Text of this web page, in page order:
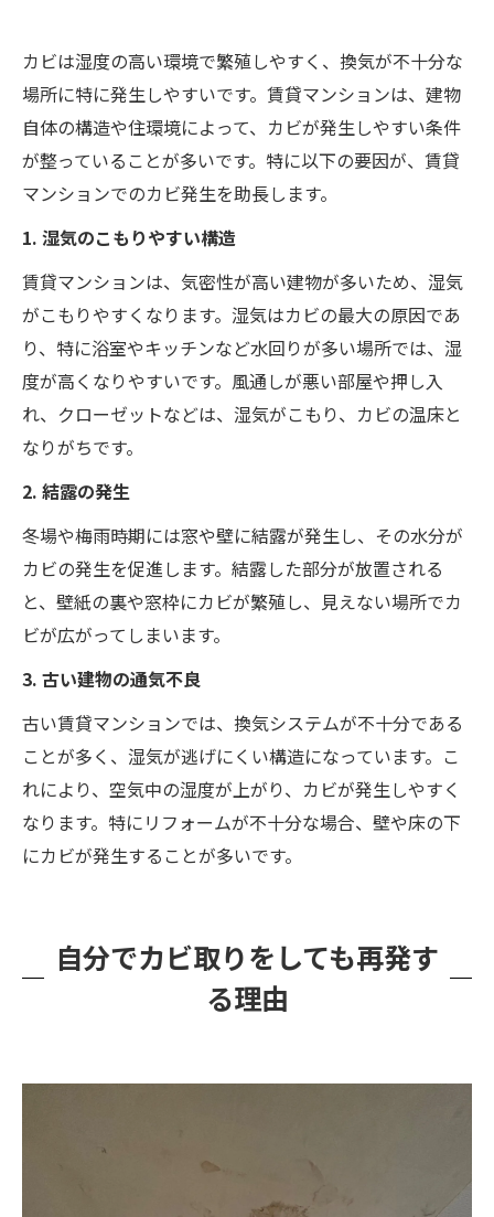
カビは湿度の高い環境で繁殖しやすく、換気が不十分な
場所に特に発生しやすいです。賃貸マンションは、建物
自体の構造や住環境によって、カビが発生しやすい条件
が整っていることが多いです。特に以下の要因が、賃貸
マンションでのカビ発生を助長します。
1. 湿気のこもりやすい構造
賃貸マンションは、気密性が高い建物が多いため、湿気
がこもりやすくなります。湿気はカビの最大の原因であ
り、特に浴室やキッチンなど水回りが多い場所では、湿
度が高くなりやすいです。風通しが悪い部屋や押し入
れ、クローゼットなどは、湿気がこもり、カビの温床と
なりがちです。
2. 結露の発生
冬場や梅雨時期には窓や壁に結露が発生し、その水分が
カビの発生を促進します。結露した部分が放置される
と、壁紙の裏や窓枠にカビが繁殖し、見えない場所でカ
ビが広がってしまいます。
3. 古い建物の通気不良
古い賃貸マンションでは、換気システムが不十分である
ことが多く、湿気が逃げにくい構造になっています。こ
れにより、空気中の湿度が上がり、カビが発生しやすく
なります。特にリフォームが不十分な場合、壁や床の下
にカビが発生することが多いです。
自分でカビ取りをしても再発す
る理由